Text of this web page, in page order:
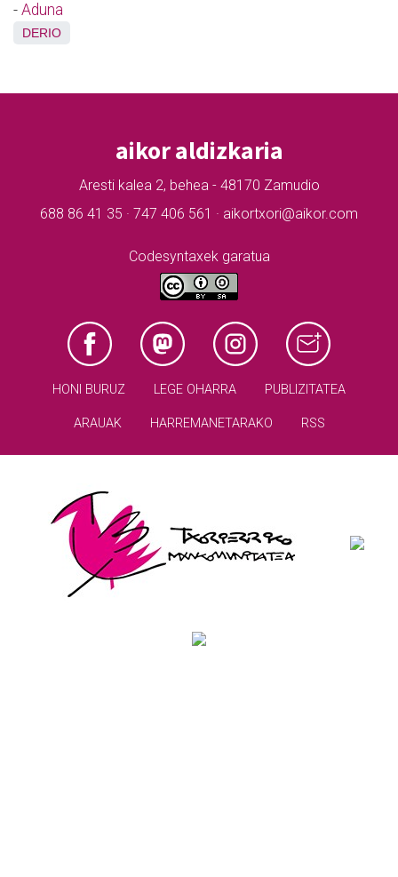
- Aduna
DERIO
aikor aldizkaria
Aresti kalea 2, behea - 48170 Zamudio
688 86 41 35 · 747 406 561 · aikortxori@aikor.com
Codesyntaxek garatua
HONI BURUZ LEGE OHARRA PUBLIZITATEA
ARAUAK HARREMANETARAKO RSS